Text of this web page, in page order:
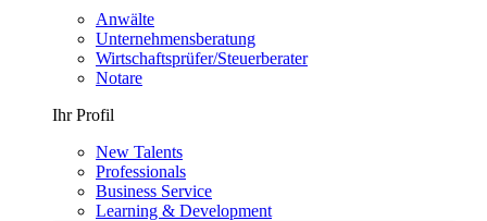
Anwälte
Unternehmensberatung
Wirtschaftsprüfer/Steuerberater
Notare
Ihr Profil
New Talents
Professionals
Business Service
Learning & Development